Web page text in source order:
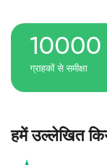
10000
ग्राहकों से समीक्षा
हमें उल्लेखित